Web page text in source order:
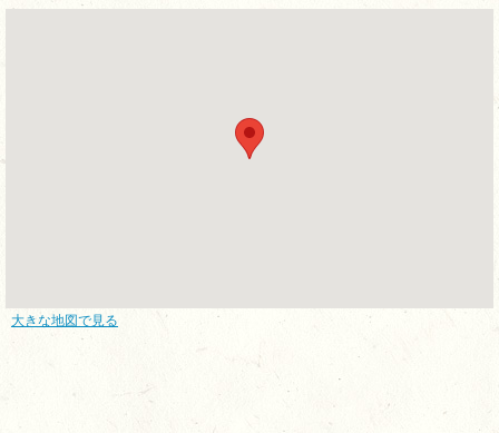
大きな地図で見る